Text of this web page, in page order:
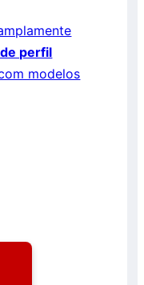
perfil
modelos